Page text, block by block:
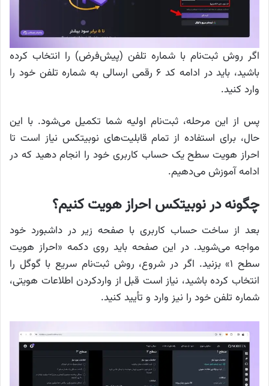
اگر روش ثبت‌نام با شماره تلفن (پیش‌فرض) را انتخاب کرده
باشید، باید در ادامه کد ۶ رقمی ارسالی به شماره تلفن خود را
وارد کنید.
پس از این مرحله، ثبت‌نام اولیه شما تکمیل می‌شود. با این
حال، برای استفاده از تمام قابلیت‌های نوبیتکس نیاز است تا
احراز هویت سطح یک حساب کاربری خود را انجام دهید که در
ادامه آموزش می‌دهیم.
چگونه در نوبیتکس احراز هویت کنیم؟
بعد از ساخت حساب کاربری با صفحه زیر در داشبورد خود
مواجه می‌شوید. در این صفحه باید روی دکمه «احراز هویت
سطح ۱» بزنید. اگر در شروع، روش ثبت‌نام سریع با گوگل را
انتخاب کرده باشید، نیاز است قبل از واردکردن اطلاعات هویتی،
شماره تلفن خود را نیز وارد و تأیید کنید.